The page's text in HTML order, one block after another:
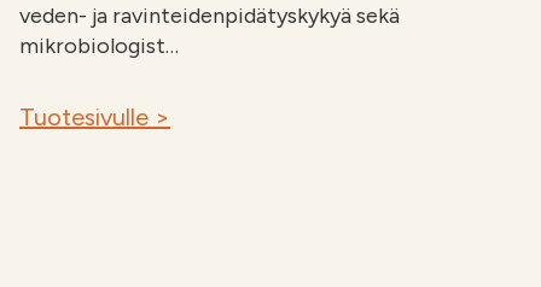
veden- ja ravinteidenpidätyskykyä sekä
mikrobiologist…
Tuotesivulle >